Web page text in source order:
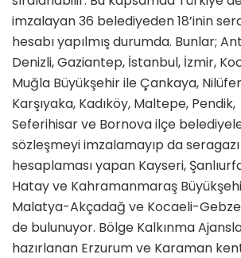
imzalayan 36 belediyeden 18’inin
hesabı yapılmış durumda. Bunlar;
Denizli, Gaziantep, İstanbul, İzmir,
Muğla Büyükşehir ile Çankaya,
Karşıyaka, Kadıköy, Maltepe, Pendik,
Seferihisar ve Bornova ilçe
sözleşmeyi imzalamayıp da
hesaplaması yapan Kayseri,
Hatay ve Kahramanmaraş
Malatya-Akçadağ ve Kocaeli-
de bulunuyor. Bölge Kalkınma
hazırlanan Erzurum ve Karaman